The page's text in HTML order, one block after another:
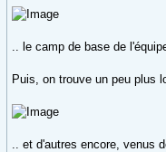
.. le camp de base de
Puis, on trouve un peu plus
.. et d'autres encore, venus